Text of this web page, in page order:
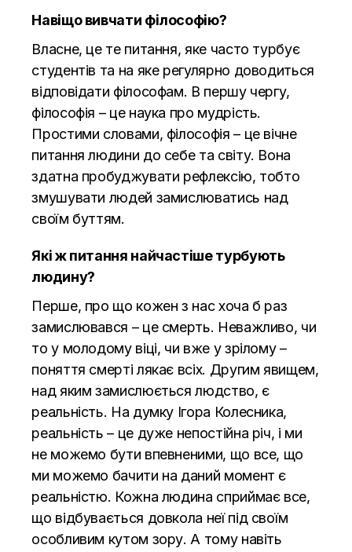
Навіщо вивчати філософію?
Власне, це те питання, яке часто турбує
студентів та на яке регулярно доводиться
відповідати філософам. В першу чергу,
філософія – це наука про мудрість.
Простими словами, філософія – це вічне
питання людини до себе та світу. Вона
здатна пробуджувати рефлексію, тобто
змушувати людей замислюватись над
своїм буттям.
Які ж питання найчастіше турбують
людину?
Перше, про що кожен з нас хоча б раз
замислювався – це смерть. Неважливо, чи
то у молодому віці, чи вже у зрілому –
поняття смерті лякає всіх. Другим явищем,
над яким замислюється людство, є
реальність. На думку Ігора Колесника,
реальність – це дуже непостійна річ, і ми
не можемо бути впевненими, що все, що
ми можемо бачити на даний момент є
реальністю. Кожна людина сприймає все,
що відбувається довкола неї під своїм
особливим кутом зору. А тому навіть